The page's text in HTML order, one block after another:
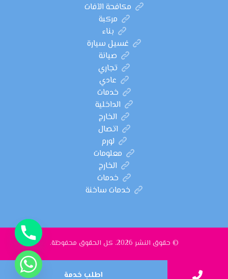
مكافحة الآفات
مركبة
بناء
غسيل سيارة
صيانة
تجاري
عادي
خدمات
الداخلية
الخارج
اتصال
لورم
معلومات
الخارج
خدمات
خدمات ساخنة
© حقوق النشر 2026. كل الحقوق محفوظة.
اطلب خدمة